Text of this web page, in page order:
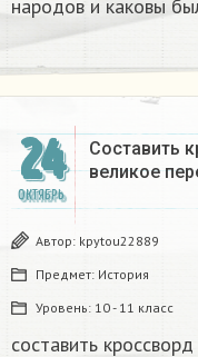
народов и каковы
24
ОКТЯБРЬ
Составить
великое
Автор: kpytou22889
Предмет: История
Уровень: 10 - 11 класс
составить